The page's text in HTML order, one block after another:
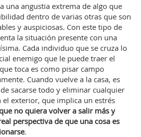
una angustia extrema de algo que
dentro de varias otras que son
y auspiciosas. Con este tipo de
la situación presente con una
Cada individuo que se cruza lo
enemigo que le puede traer el
toca es como pisar campo
Cuando vuelve a la casa, es
sacarse todo y eliminar cualquier
el exterior, que implica un estrés
no quiera volver a salir más y
perspectiva de que una cosa es
.